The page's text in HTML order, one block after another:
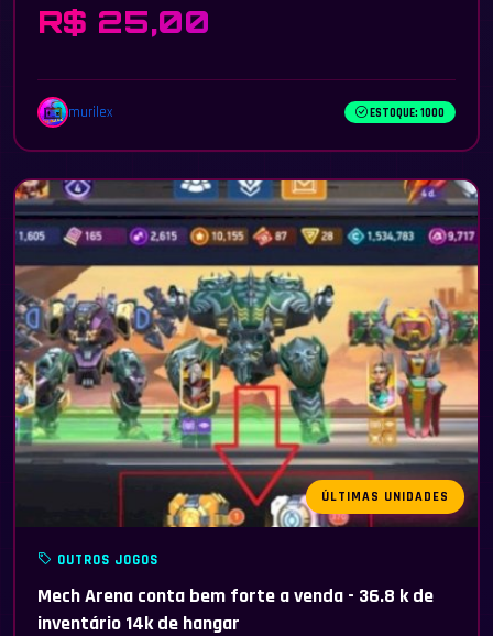
R$ 25,00
murilex ESTOQUE: 1000
ÚLTIMAS UNIDADES
OUTROS JOGOS
Mech Arena conta bem forte a venda - 36.8 k de
inventário 14k de hangar